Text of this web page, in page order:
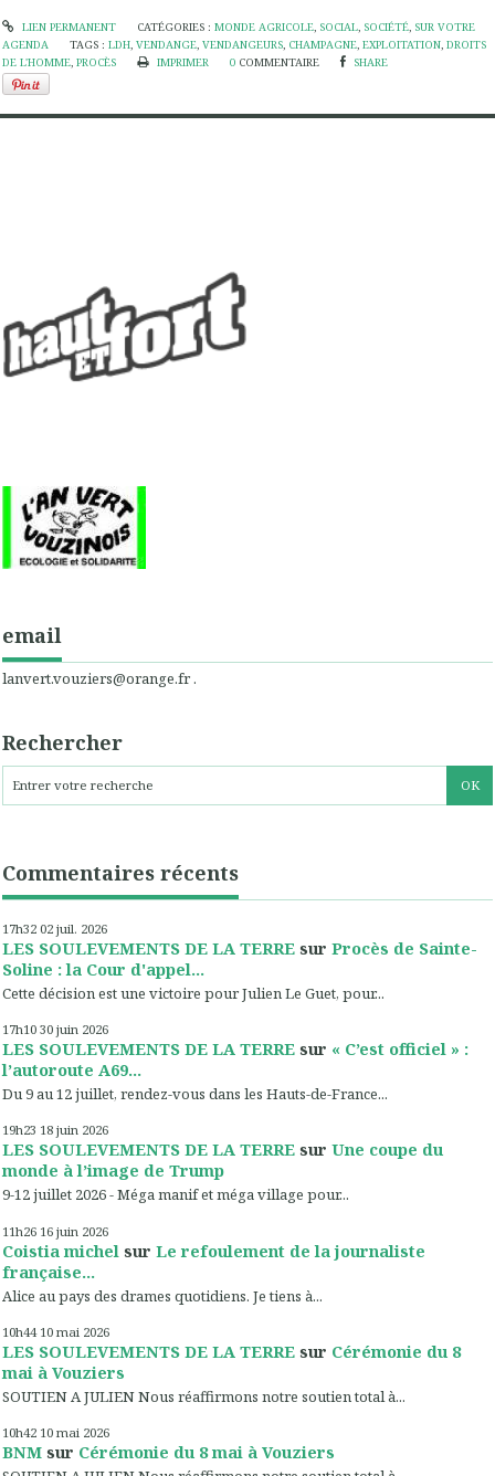
LIEN PERMANENT CATÉGORIES : MONDE AGRICOLE, SOCIAL, SOCIÉTÉ, SUR VOTRE
AGENDA
TAGS :LDH,VENDANGE,VENDANGEURS, CHAMPAGNE,EXPLOITATION,DROITS
DE L'HOMME, PROCÈS IMPRIMER 0 COMMENTAIRE SHARE
email
lanvert.vouziers@orange.fr .
Rechercher
Commentaires récents
17h32 02 juil. 2026
LES SOULEVEMENTS DE LA TERRE sur Procès de Sainte-
Soline : la Cour d'appel...
Cette décision est une victoire pour Julien Le Guet, pour...
17h10 30 juin 2026
LES SOULEVEMENTS DE LA TERRE sur « C’est officiel » :
l’autoroute A69...
Du 9 au 12 juillet, rendez-vous dans les Hauts-de-France...
19h23 18 juin 2026
LES SOULEVEMENTS DE LA TERRE sur Une coupe du
monde à l’image de Trump
9-12 juillet 2026 - Méga manif et méga village pour...
11h26 16 juin 2026
Coistia michel sur Le refoulement de la journaliste
française...
Alice au pays des drames quotidiens. Je tiens à...
10h44 10 mai 2026
LES SOULEVEMENTS DE LA TERRE sur Cérémonie du 8
mai à Vouziers
SOUTIEN A JULIEN Nous réaffirmons notre soutien total à...
10h42 10 mai 2026
BNM sur Cérémonie du 8 mai à Vouziers